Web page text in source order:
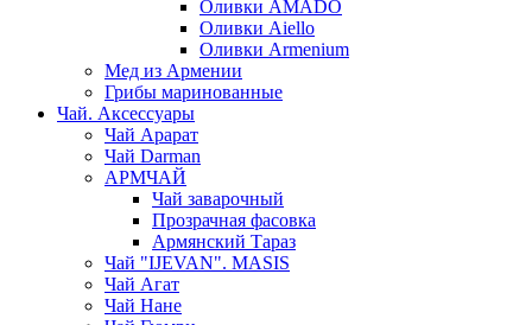
Оливки AMADO
Оливки Aiello
Оливки Armenium
Мед из Армении
Грибы маринованные
Чай. Аксессуары
Чай Арарат
Чай Darman
АРМЧАЙ
Чай заварочный
Прозрачная фасовка
Армянский Тараз
Чай "IJEVAN". MASIS
Чай Агат
Чай Нане